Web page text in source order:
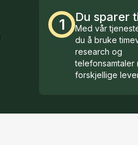
1 Du sparer
Med vår
du å bruke
research og
telefonsamtaler
forskjellige